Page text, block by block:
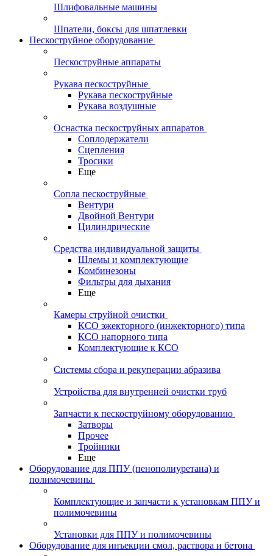
Шлифовальные машины
Шпатели, боксы для шпатлевки
Пескоструйное оборудование
Пескоструйные аппараты
Рукава пескоструйные
Рукава пескоструйные
Рукава воздушные
Оснастка пескоструйных аппаратов
Соплодержатели
Сцепления
Тросики
Еще
Сопла пескоструйные
Вентури
Двойной Вентури
Цилиндрические
Средства индивидуальной защиты
Шлемы и комплектующие
Комбинезоны
Фильтры для дыхания
Еще
Камеры струйной очистки
КСО эжекторного (инжекторного) типа
КСО напорного типа
Комплектующие к КСО
Системы сбора и рекуперации абразива
Устройства для внутренней очистки труб
Запчасти к пескоструйному оборудованию
Затворы
Прочее
Тройники
Еще
Оборудование для ППУ (пенополиуретана) и
полимочевины
Комплектующие и запчасти к установкам ППУ и
полимочевины
Установки для ППУ и полимочевины
Оборудование для инъекции смол, раствора и бетона